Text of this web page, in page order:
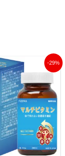
-29%
là:
₫.là:
480.000 ₫.